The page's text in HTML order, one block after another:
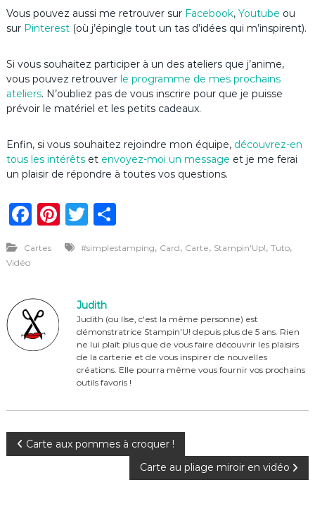
Vous pouvez aussi me retrouver sur Facebook, Youtube ou
sur Pinterest (où j’épingle tout un tas d’idées qui m’inspirent).
Si vous souhaitez participer à un des ateliers que j’anime,
vous pouvez retrouverle programme de mes prochains
ateliers. N’oubliez pas de vous inscrire pour que je puisse
prévoir le matériel et les petits cadeaux.
Enfin, si vous souhaitez rejoindre mon équipe, découvrez-en
tous les intérêtset envoyez-moi un message et je me ferai
un plaisir de répondre à toutes vos questions.
F
c
b
o
o
Pi
n
te
st
T
it
r
P
ta
Cartes #simplestamping, Card, Carte, Stampin'Up!, Tuto,
Vidéo
Judith
Judith (ou Ilse, c'est la même personne) est
démonstratrice Stampin'U! depuis plus de 5 ans. Rien
ne lui plaît plus que de vous faire découvrir les plaisirs
de la carterie et de vous inspirer de nouvelles
créations. Elle pourra même vous fournir vos prochains
outils favoris !
N Carte aux pommes à croquer !
Carte au pliage miroir en vidéo